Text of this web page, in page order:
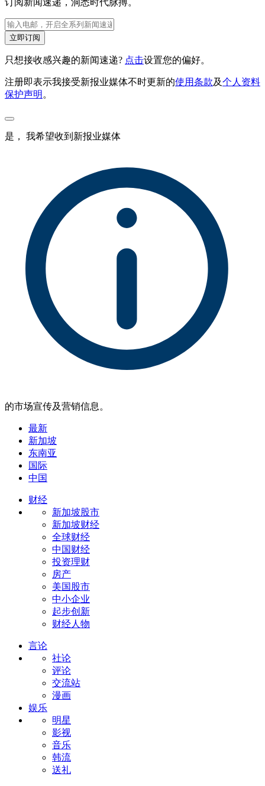
订阅新闻速递，洞悉时代脉搏。
立即订阅
只想接收感兴趣的新闻速递? 点击设置您的偏好。
注册即表示我接受新报业媒体不时更新的使用条款及个人资料
保护声明 。
是， 我希望收到新报业媒体
的市场宣传及营销信息。
最新
新加坡
东南亚
国际
中国
财经
新加坡股市
新加坡财经
全球财经
中国财经
投资理财
房产
美国股市
中小企业
起步创新
财经人物
言论
社论
评论
交流站
漫画
娱乐
明星
影视
音乐
韩流
送礼